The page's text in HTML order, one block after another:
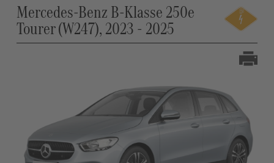
Mercedes-Benz B-Klasse 250e
Tourer (W247), 2023 - 2025